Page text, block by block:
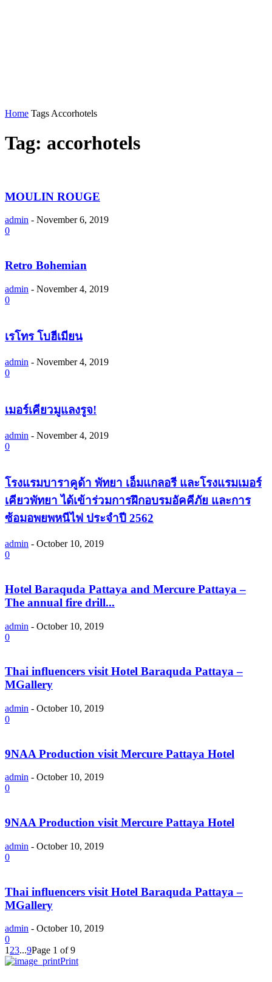
Home Tags Accorhotels
Tag: accorhotels
MOULIN ROUGE
admin - November 6, 2019
0
Retro Bohemian
admin - November 4, 2019
0
เรโทร โบฮีเมียน
admin - November 4, 2019
0
เมอร์เคียวมูแลงรูจ!
admin - November 4, 2019
0
โรงแรมบาราคูด้า พัทยา เอ็มแกลอรี และโรงแรมเมอร์
เคียวพัทยา ได้เข้าร่วมการฝึกอบรมอัคคีภัย และการ
ซ้อมอพยพหนีไฟ ประจำปี 2562
admin - October 10, 2019
0
Hotel Baraquda Pattaya and Mercure Pattaya –
The annual fire drill...
admin - October 10, 2019
0
Thai influencers visit Hotel Baraquda Pattaya –
MGallery
admin - October 10, 2019
0
9NAA Production visit Mercure Pattaya Hotel
admin - October 10, 2019
0
9NAA Production visit Mercure Pattaya Hotel
admin - October 10, 2019
0
Thai influencers visit Hotel Baraquda Pattaya –
MGallery
admin - October 10, 2019
0
1 23...9Page 1 of 9
Print